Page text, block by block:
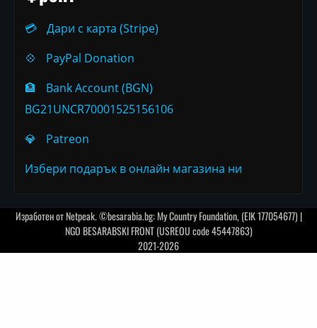
💳
Дари с карта (Stripe)
💠
PayPal Donation
🏦
Bank Account (BGN)
BG21UNCR70001525156106
💎
Patreon
Избери подарък в онлайн магазина ни
Изработен отNetpeak. ©besarabia.bg: My Country Foundation, (EIK 177054677) |
NGO BESARABSKI FRONT (USREOU code 45447863)
2021-2026